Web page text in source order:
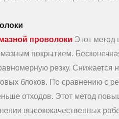
проволоки Этот метод
покрытием.
резку.
блоков. По сравнению с
отходов. Этот метод
высококачественных